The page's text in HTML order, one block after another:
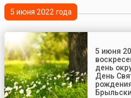
5 июня 2022 года
5 июня
день
День